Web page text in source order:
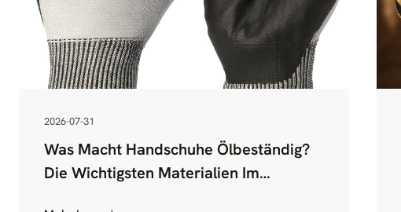
2026-07-31
Was Macht Handschuhe Ölbeständig?
Die Wichtigsten Materialien Im